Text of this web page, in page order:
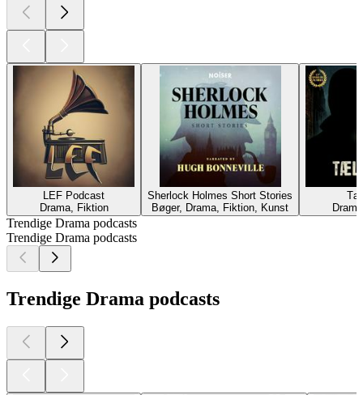
LEF Podcast
Drama, Fiktion
Sherlock Holmes Short Stories
Bøger, Drama, Fiktion, Kunst
Trendige Drama podcasts
Trendige Drama podcasts
Trendige Drama podcasts